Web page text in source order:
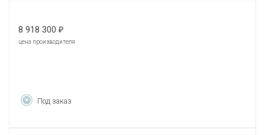
8 918 300 ₽
цена производителя
Под заказ